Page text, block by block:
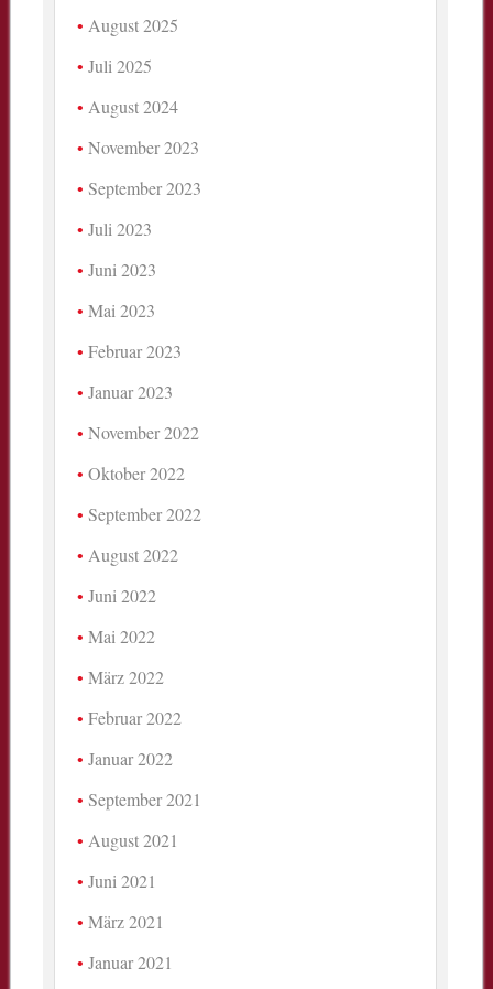
August 2025
Juli 2025
August 2024
November 2023
September 2023
Juli 2023
Juni 2023
Mai 2023
Februar 2023
Januar 2023
November 2022
Oktober 2022
September 2022
August 2022
Juni 2022
Mai 2022
März 2022
Februar 2022
Januar 2022
September 2021
August 2021
Juni 2021
März 2021
Januar 2021